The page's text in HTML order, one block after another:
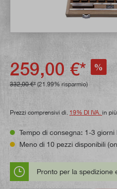
259,00 €* %
332,00 €* (21.99% risparmio)
Prezzi comprensivi di. 19% DI IVA. in più
Tempo di consegna: 1-3 giorni
Meno di 10 pezzi disponibili
Pronto per la spedizione